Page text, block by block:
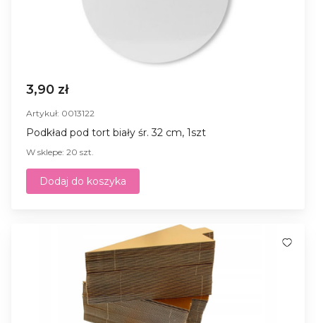
3,90 zł
Artykuł: 0013122
Podkład pod tort biały śr. 32 cm, 1szt
W sklepe: 20 szt.
Dodaj do koszyka